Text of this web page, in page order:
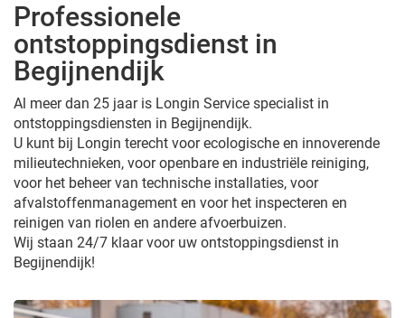
Professionele
ontstoppingsdienst in
Begijnendijk
Al meer dan 25 jaar is Longin Service specialist in
ontstoppingsdiensten in Begijnendijk.
U kunt bij Longin terecht voor ecologische en innoverende
milieutechnieken, voor openbare en industriële reiniging,
voor het beheer van technische installaties, voor
afvalstoffenmanagement en voor het inspecteren en
reinigen van riolen en andere afvoerbuizen.
Wij staan 24/7 klaar voor uw ontstoppingsdienst in
Begijnendijk!